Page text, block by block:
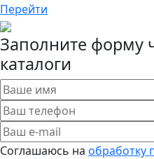
Перейти
Заполните форму
каталоги
Соглашаюсь на обработку